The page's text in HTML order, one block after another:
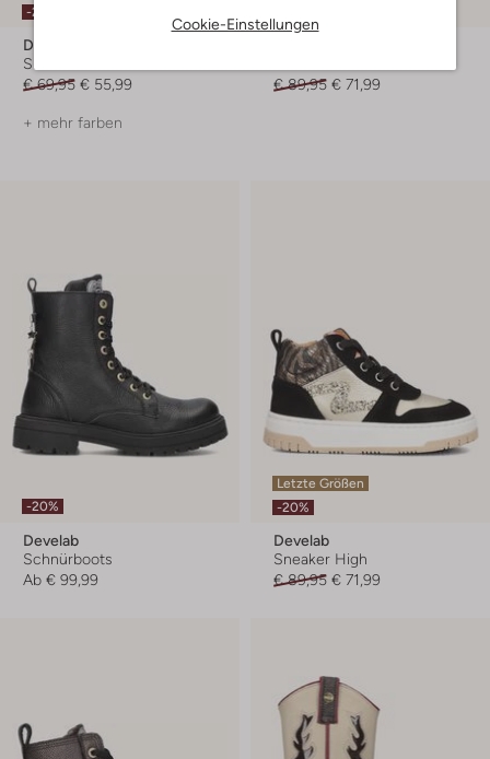
Cookie-Einstellungen
-20%
Develab
Sneaker
€ 69,95 € 55,99
+ mehr farben
€ 89,95 € 71,99
-20%
Develab
Schnürboots
Ab € 99,99
Letzte Größen
-20%
Develab
Sneaker High
€ 89,95 € 71,99